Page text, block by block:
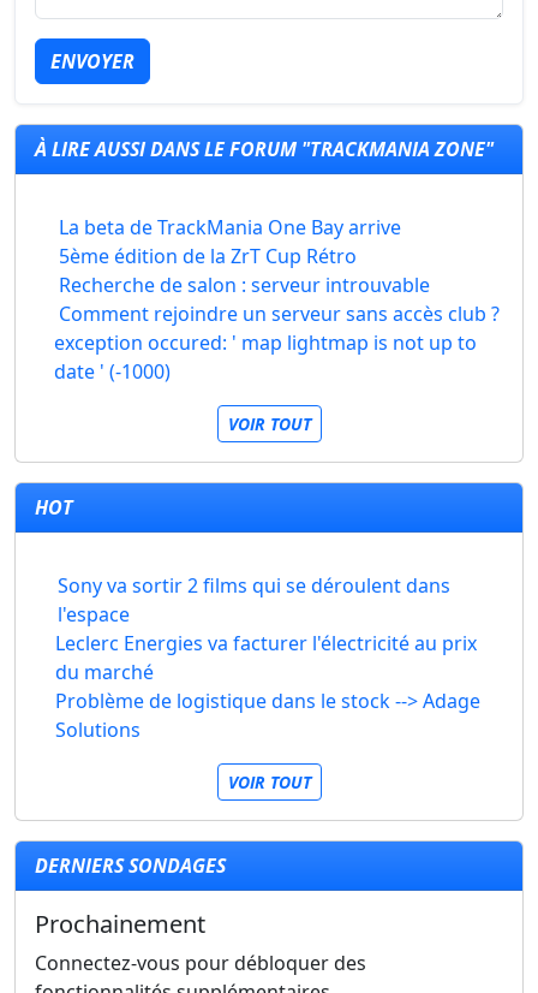
ENVOYER
À LIRE AUSSI DANS LE FORUM "TRACKMANIA ZONE"
La beta de TrackMania One Bay arrive
5ème édition de la ZrT Cup Rétro
Recherche de salon : serveur introuvable
Comment rejoindre un serveur sans accès club ?
exception occured: ' map lightmap is not up to
date ' (-1000)
VOIR TOUT
HOT
Sony va sortir 2 films qui se déroulent dans
l'espace
Leclerc Energies va facturer l'électricité au prix
du marché
Problème de logistique dans le stock --> Adage
Solutions
VOIR TOUT
DERNIERS SONDAGES
Prochainement
Connectez-vous pour débloquer des